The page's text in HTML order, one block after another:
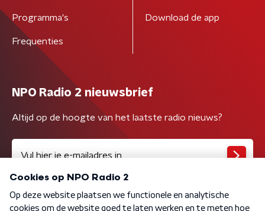
Programma's
Frequenties
Download de app
NPO Radio 2 nieuwsbrief
Altijd op de hoogte van het laatste radio nieuws?